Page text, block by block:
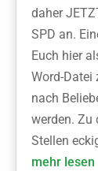
daher
SPD an.
Euch hier
Word-Datei
nach
werden. Zu
Stellen
mehr lesen